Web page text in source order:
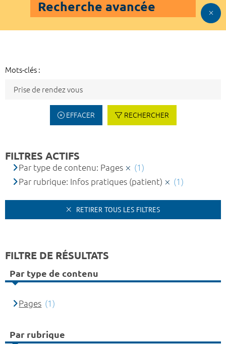
Recherche avancée
Mots-clés :
EFFACER RECHERCHER
FILTRES ACTIFS
Par type de contenu: Pages
(1)
Par rubrique: Infos pratiques (patient)
(1)
RETIRER TOUS LES FILTRES
FILTRE DE RÉSULTATS
Par type de contenu
Pages (1)
Par rubrique